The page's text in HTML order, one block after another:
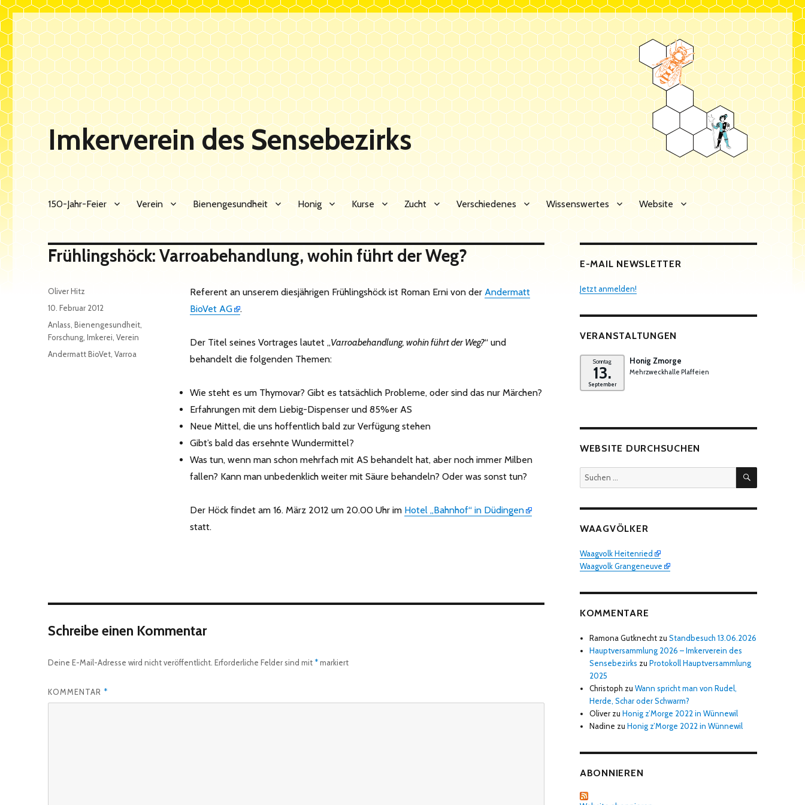
Imkerverein des Sensebezirks
150-Jahr-Feier Verein Bienengesundheit Honig Kurse Zucht Verschiedenes Wissenswertes Website
Frühlingshöck: Varroabehandlung, wohin führt der Weg?
Referent an unserem diesjährigen Frühlingshöck ist Roman Erni von der Andermatt
BioVet AG
.
Der Titel seines Vortrages lautet „Varroabehandlung, wohin führt der Weg?“ und
behandelt die folgenden Themen:
Wie steht es um Thymovar? Gibt es tatsächlich Probleme, oder sind das nur Märchen?
Erfahrungen mit dem Liebig-Dispenser und 85%er AS
Neue Mittel, die uns hoffentlich bald zur Verfügung stehen
Gibt’s bald das ersehnte Wundermittel?
Was tun, wenn man schon mehrfach mit AS behandelt hat, aber noch immer Milben
fallen? Kann man unbedenklich weiter mit Säure behandeln? Oder was sonst tun?
Der Höck findet am 16. März 2012 um 20.00 Uhr im Hotel „Bahnhof“ in Düdingen
statt.
Autor
Oliver Hitz
Veröffentlicht
am
10. Februar 2012
Kategorien
Anlass,Bienengesundheit,
Forschung,Imkerei,Verein
Schlagwörter
Andermatt BioVet,Varroa
Schreibe einen Kommentar
Deine E-Mail-Adresse wird nicht veröffentlicht. Erforderliche Felder sind mit *markiert
KOMMENTAR *
E-MAIL NEWSLETTER
Jetzt anmelden!
VERANSTALTUNGEN
Sonntag
13.
September
Honig Zmorge
Mehrzweckhalle Plaffeien
WEBSITE DURCHSUCHEN
Suchen
SUCHEN
WAAGVÖLKER
Waagvolk Heitenried
Waagvolk Grangeneuve
KOMMENTARE
Ramona Gutknecht zuStandbesuch 13.06.2026
Hauptversammlung 2026 – Imkerverein des
Sensebezirks zuProtokoll Hauptversammlung
2025
Christoph zuWann spricht man von Rudel,
Herde, Schar oder Schwarm?
Oliver zuHonig z’Morge 2022 in Wünnewil
Nadine zuHonig z’Morge 2022 in Wünnewil
ABONNIEREN